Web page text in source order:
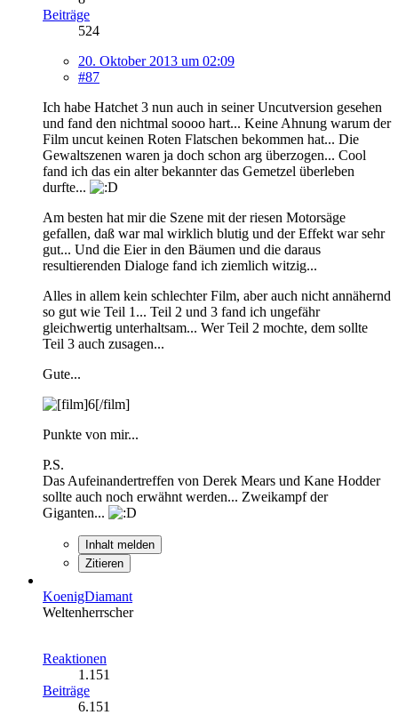
Beiträge
524
20. Oktober 2013 um 02:09
#87
Ich habe Hatchet 3 nun auch in seiner Uncutversion gesehen
und fand den nichtmal soooo hart... Keine Ahnung warum der
Film uncut keinen Roten Flatschen bekommen hat... Die
Gewaltszenen waren ja doch schon arg überzogen... Cool
fand ich das ein alter bekannter das Gemetzel überleben
durfte...
Am besten hat mir die Szene mit der riesen Motorsäge
gefallen, daß war mal wirklich blutig und der Effekt war sehr
gut... Und die Eier in den Bäumen und die daraus
resultierenden Dialoge fand ich ziemlich witzig...
Alles in allem kein schlechter Film, aber auch nicht annähernd
so gut wie Teil 1... Teil 2 und 3 fand ich ungefähr
gleichwertig unterhaltsam... Wer Teil 2 mochte, dem sollte
Teil 3 auch zusagen...
Gute...
Punkte von mir...
P.S.
Das Aufeinandertreffen von Derek Mears und Kane Hodder
sollte auch noch erwähnt werden... Zweikampf der
Giganten...
Inhalt melden
Zitieren
KoenigDiamant
Weltenherrscher
Reaktionen
1.151
Beiträge
6.151